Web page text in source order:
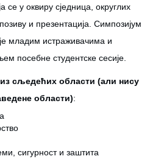
се у оквиру сједница, округлих
и презентација. Симпозијум
младим истраживачима и
посебне студентске сесије.
сљедећих области (али нису
области):
сигурност и заштита